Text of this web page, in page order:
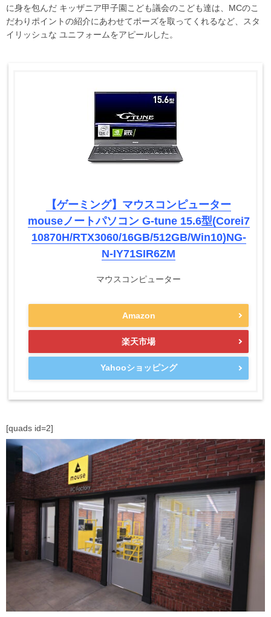
に身を包んだ キッザニア甲子園こども議会のこども達は、MCのこ
だわりポイントの紹介にあわせてポーズを取ってくれるなど、スタ
イリッシュな ユニフォームをアピールした。
【ゲーミング】マウスコンピューター
mouseノートパソコン G-tune 15.6型(Corei7
10870H/RTX3060/16GB/512GB/Win10)NG-
N-IY71SIR6ZM
マウスコンピューター
Amazon
楽天市場
Yahooショッピング
[quads id=2]